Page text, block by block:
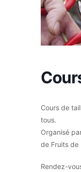
Cours de
tous.
Organisé
de Fruits de
Rendez-